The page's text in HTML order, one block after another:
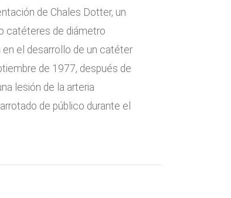
de Chales Dotter, un
catéteres de diámetro
el desarrollo de un catéter
de 1977, después de
lesión de la arteria
de público durante el